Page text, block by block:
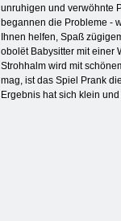
unruhigen und verwöhnte
begannen die Probleme -
Ihnen helfen, Spaß
obolёt Babysitter mit einer
Strohhalm wird mit
mag, ist das Spiel Prank
Ergebnis hat sich klein